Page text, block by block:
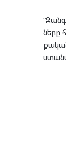
նե­րը